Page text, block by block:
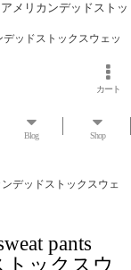
メリカンデッドストッ
デッドストックスウェッ
カート
Blog Shop
ンデッドストックスウェ
pants
ックスウ